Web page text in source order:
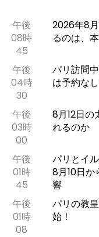
午後
08時
45
2026年8
るのは、
午後
04時
30
パリ訪問
は予約な
午後
03時
00
8月12日の
れるのか
午後
01時
45
パリとイ
8月10日か
響
午後
01時
08
パリの教
始！